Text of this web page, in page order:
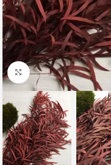
Клацніть, щоб збільшити